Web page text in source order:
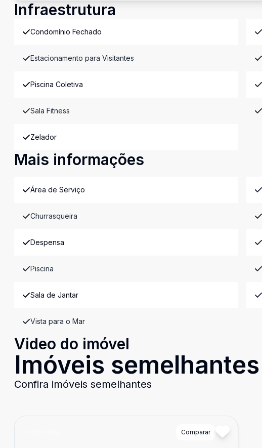
Infraestrutura
Condomínio Fechado
Estacionamento para Visitantes
Piscina Coletiva
Sala Fitness
Zelador
Mais informações
Área de Serviço
Churrasqueira
Despensa
Piscina
Sala de Jantar
Vista para o Mar
Video do imóvel
Imóveis semelhantes
Confira imóveis semelhantes
Comparar